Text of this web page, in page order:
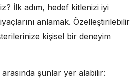
İlk adım, hedef kitlenizi iyi
anlamak. Özelleştirilebilir
kişisel bir deneyim
şunlar yer alabilir: